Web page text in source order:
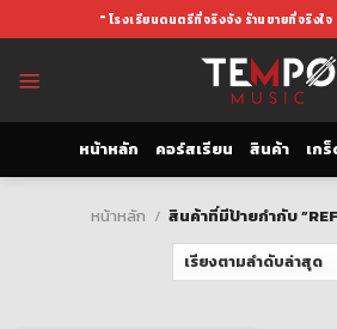
to
" โรงเรียนดนตรีที่จริงจัง ร้านขายที่จริงใจ
หน้าหลัก คอร์สเรียน สินค้า เก
หน้าหลัก / สินค้าที่มีป้ายกำกับ